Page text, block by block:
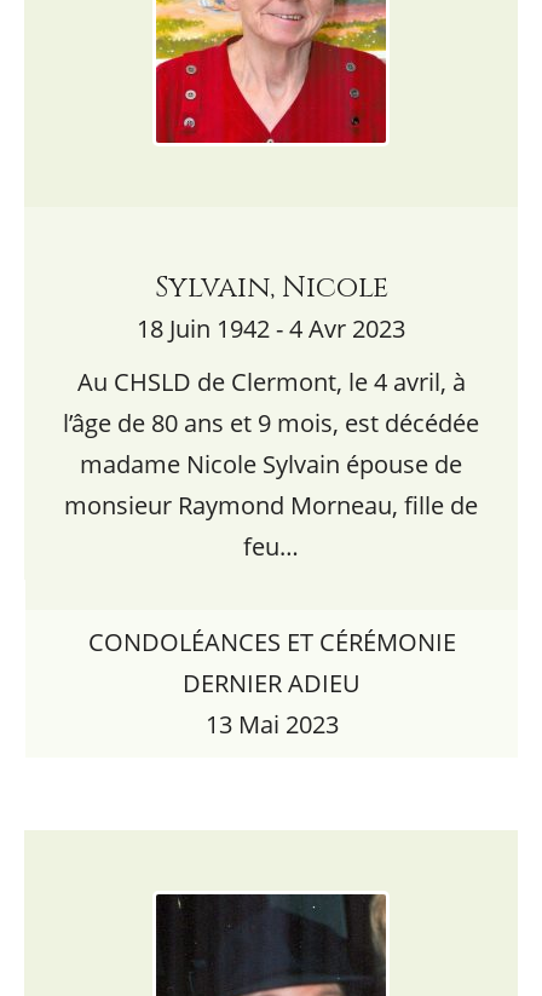
Sylvain, Nicole
18 Juin 1942 - 4 Avr 2023
Au CHSLD de Clermont, le 4 avril, à
l’âge de 80 ans et 9 mois, est décédée
madame Nicole Sylvain épouse de
monsieur Raymond Morneau, fille de
feu…
CONDOLÉANCES ET CÉRÉMONIE
DERNIER ADIEU
13 Mai 2023